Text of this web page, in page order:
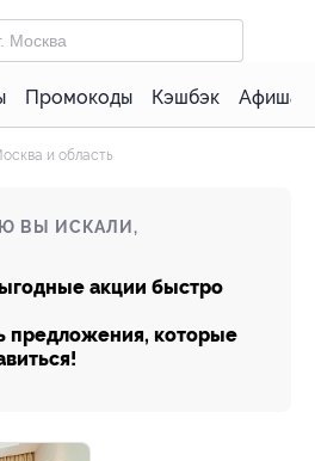
Промокоды Кэшбэк Афиша
и область
ВЫ ИСКАЛИ,
акции быстро
предложения, которые